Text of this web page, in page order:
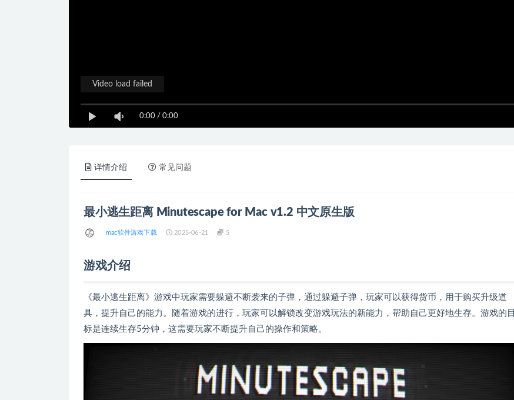
0:00 / 0:00
Video load failed
详情介绍 常见问题
最小逃生距离 Minutescape for Mac v1.2 中文原生版
mac软件游戏下载 2025-06-21 5
游戏介绍
《最小逃生距离》游戏中玩家需要躲避不断袭来的子弹，通过躲避子弹，玩家可以获得货币，用于购买升级道
具，提升自己的能力。随着游戏的进行，玩家可以解锁改变游戏玩法的新能力，帮助自己更好地生存。游戏的目
标是连续生存5分钟，这需要玩家不断提升自己的操作和策略。